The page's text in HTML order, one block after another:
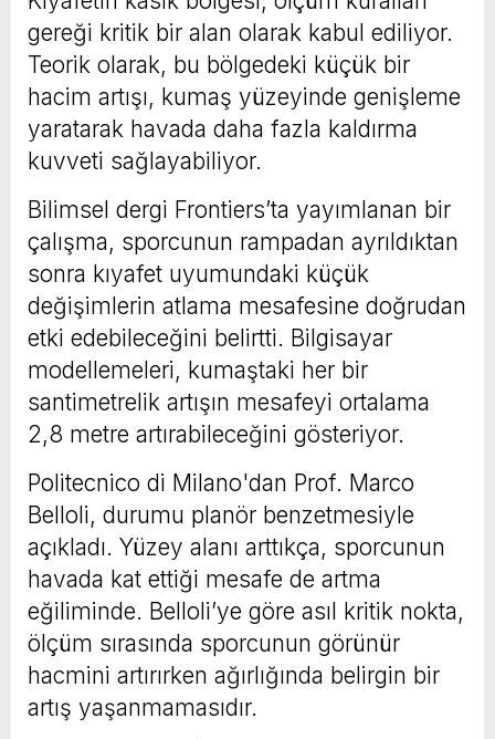
gereği kritik bir alan olarak kabul ediliyor.
Teorik olarak, bu bölgedeki küçük bir
hacim artışı, kumaş yüzeyinde genişleme
yaratarak havada daha fazla kaldırma
kuvveti sağlayabiliyor.
Bilimsel dergi Frontiers’ta yayımlanan bir
çalışma, sporcunun rampadan ayrıldıktan
sonra kıyafet uyumundaki küçük
değişimlerin atlama mesafesine doğrudan
etki edebileceğini belirtti. Bilgisayar
modellemeleri, kumaştaki her bir
santimetrelik artışın mesafeyi ortalama
2,8 metre artırabileceğini gösteriyor.
Politecnico di Milano'dan Prof. Marco
Belloli, durumu planör benzetmesiyle
açıkladı. Yüzey alanı arttıkça, sporcunun
havada kat ettiği mesafe de artma
eğiliminde. Belloli’ye göre asıl kritik nokta,
ölçüm sırasında sporcunun görünür
hacmini artırırken ağırlığında belirgin bir
artış yaşanmamasıdır.